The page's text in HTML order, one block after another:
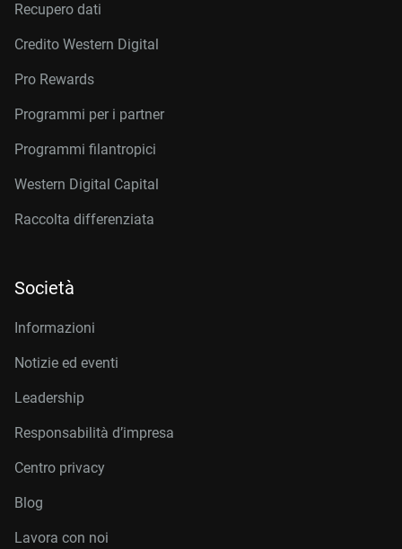
Recupero dati
Credito Western Digital
Pro Rewards
Programmi per i partner
Programmi filantropici
Western Digital Capital
Raccolta differenziata
Società
Informazioni
Notizie ed eventi
Leadership
Responsabilità d’impresa
Centro privacy
Blog
Lavora con noi